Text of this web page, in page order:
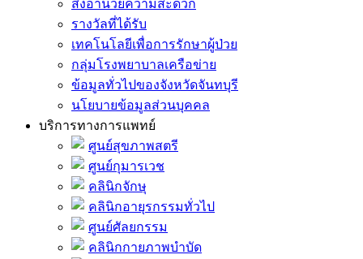
สิ่งอำนวยความสะดวก
รางวัลที่ได้รับ
เทคโนโลยีเพื่อการรักษาผู้ป่วย
กลุ่มโรงพยาบาลเครือข่าย
ข้อมูลทั่วไปของจังหวัดจันทบุรี
นโยบายข้อมูลส่วนบุคคล
บริการทางการแพทย์
ศูนย์สุขภาพสตรี
ศูนย์กุมารเวช
คลินิกจักษุ
คลินิกอายุรกรรมทั่วไป
ศูนย์ศัลยกรรม
คลินิกกายภาพบำบัด